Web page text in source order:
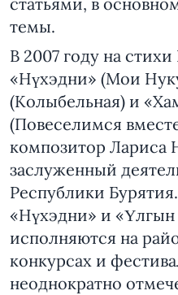
темы.
В 2007 году на
«Нүхэдни» (Мои
(Колыбельная) и
(Повеселимся
композитор Лариса
заслуженный
Республики
«Нүхэдни» и
исполняются на
конкурсах и
неоднократно